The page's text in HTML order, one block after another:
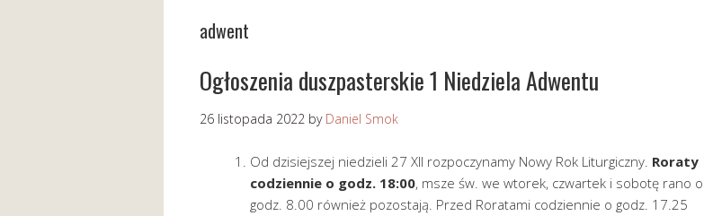
adwent
Ogłoszenia duszpasterskie 1 Niedziela Adwentu
26 listopada 2022 by Daniel Smok
Od dzisiejszej niedzieli 27 XII rozpoczynamy Nowy Rok Liturgiczny. Roraty
codziennie o godz. 18:00, msze św. we wtorek, czwartek i sobotę rano o
godz. 8.00 również pozostają. Przed Roratami codziennie o godz. 17.25